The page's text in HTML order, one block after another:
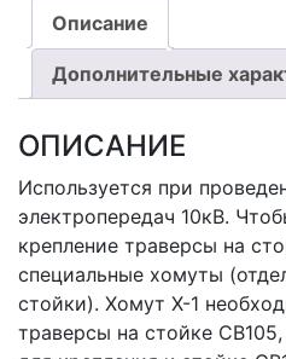
Описание
Дополнительные
ОПИСАНИЕ
Используется при
электропередач 10кВ.
крепление траверсы на
специальные хомуты
стойки). Хомут Х-1
траверсы на стойке